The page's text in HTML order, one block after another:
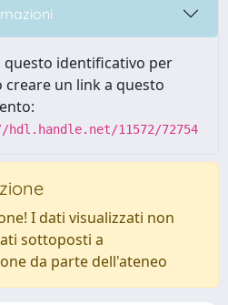
questo identificativo per
creare un link a questo
11572/72754
I dati visualizzati non
sottoposti a
da parte dell'ateneo